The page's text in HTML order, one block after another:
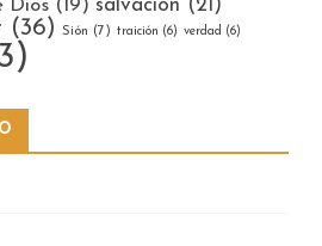
Dios (19) salvación (21)
(36) Sión (7) traición (6) verdad (6)